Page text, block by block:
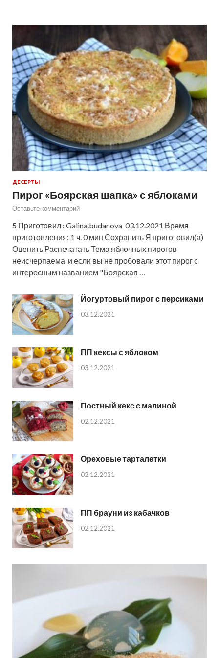
ДЕСЕРТЫ
Пирог «Боярская шапка» с яблоками
Оставьте комментарий
5 Приготовил : Galina.budanova 03.12.2021 Время
приготовления: 1 ч. 0 мин Сохранить Я приготовил(а)
Оценить Распечатать Тема яблочных пирогов
неисчерпаема, и если вы не пробовали этот пирог с
интересным названием "Боярская …
Йогуртовый пирог с персиками
03.12.2021
ПП кексы с яблоком
03.12.2021
Постный кекс с малиной
02.12.2021
Ореховые тарталетки
02.12.2021
ПП брауни из кабачков
02.12.2021